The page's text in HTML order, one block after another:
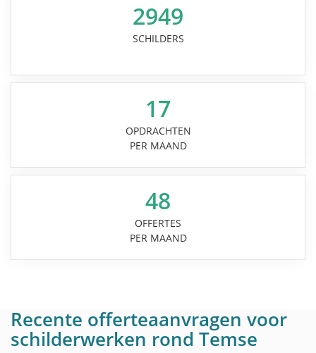
2949
SCHILDERS
17
OPDRACHTEN
PER MAAND
48
OFFERTES
PER MAAND
Recente offerteaanvragen voor
schilderwerken rond Temse